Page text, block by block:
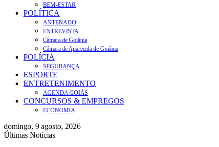
BEM-ESTAR
POLÍTICA
ANTENADO
ENTREVISTA
Câmara de Goiânia
Câmara de Aparecida de Goiânia
POLÍCIA
SEGURANÇA
ESPORTE
ENTRETENIMENTO
AGENDA GOIÁS
CONCURSOS & EMPREGOS
ECONOMIA
domingo, 9 agosto, 2026
Últimas Notícias